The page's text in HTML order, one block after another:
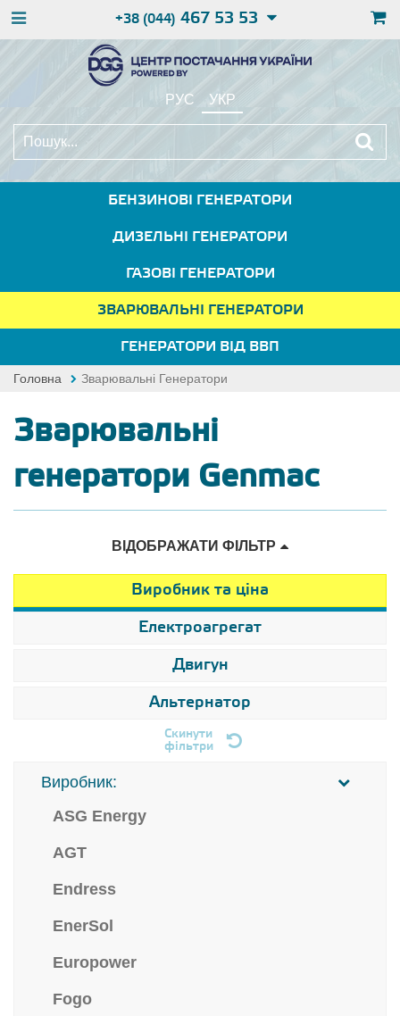
+38 (044) 467 53 53
РУС УКР
БЕНЗИНОВІ ГЕНЕРАТОРИ
ДИЗЕЛЬНІ ГЕНЕРАТОРИ
ГАЗОВІ ГЕНЕРАТОРИ
ЗВАРЮВАЛЬНІ ГЕНЕРАТОРИ
ГЕНЕРАТОРИ ВІД ВВП
Головна Зварювальні Генератори
Зварювальні
генератори Genmac
ВІДОБРАЖАТИ ФІЛЬТР
Виробник та ціна
Електроагрегат
Двигун
Альтернатор
Скинути
фільтри
Виробник:
ASG Energy
AGT
Endress
EnerSol
Europower
Fogo